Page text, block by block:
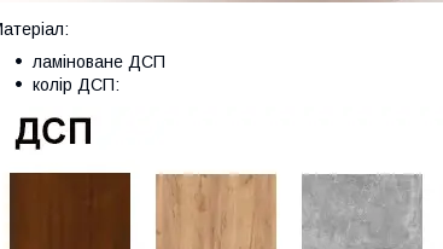
ламіноване ДСП
колір ДСП: